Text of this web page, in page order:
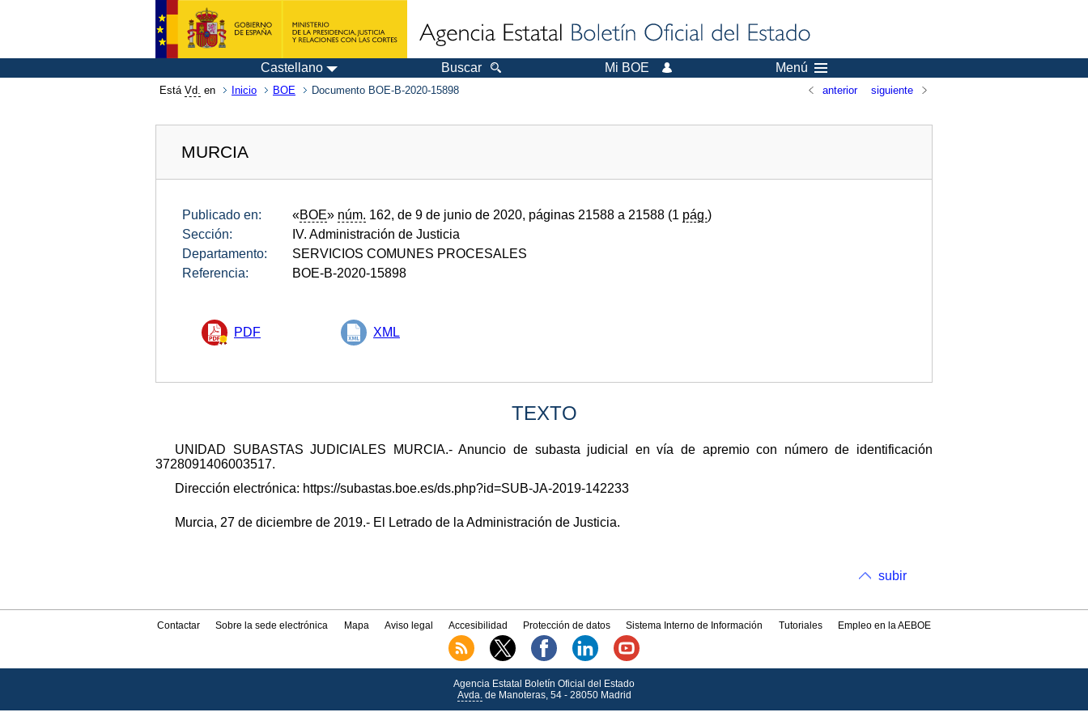
Castellano Buscar Mi BOE Menú
Está Vd. en Inicio BOE Documento BOE-B-2020-15898 anterior siguiente
MURCIA
Publicado en: «BOE» núm. 162, de 9 de junio de 2020, páginas 21588 a 21588 (1 pág.)
Sección:
IV. Administración de Justicia
Departamento:
SERVICIOS COMUNES PROCESALES
Referencia:
BOE-B-2020-15898
PDF XML
TEXTO
UNIDAD SUBASTAS JUDICIALES MURCIA.- Anuncio de subasta judicial en vía de apremio con número de identificación
3728091406003517.
Dirección electrónica: https://subastas.boe.es/ds.php?id=SUB-JA-2019-142233
Murcia, 27 de diciembre de 2019.- El Letrado de la Administración de Justicia.
subir
Contactar Sobre la sede electrónica Mapa Aviso legal Accesibilidad Protección de datos Sistema Interno de Información Tutoriales Empleo en la AEBOE
Agencia Estatal Boletín Oficial del Estado
Avda.de Manoteras, 54 - 28050 Madrid